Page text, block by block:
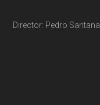
Director: Pedro Santana